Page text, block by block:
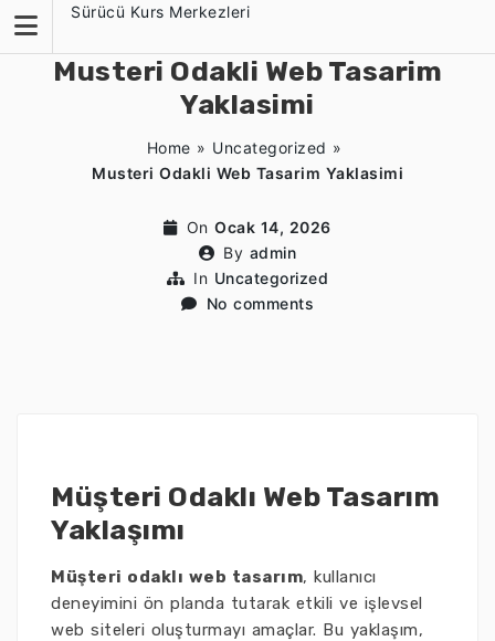
content
Sürücü Kurs Merkezleri
Musteri Odakli Web Tasarim
Yaklasimi
Home » Uncategorized »
Musteri Odakli Web Tasarim Yaklasimi
On Ocak 14, 2026
By admin
In Uncategorized
No comments
Müşteri Odaklı Web Tasarım
Yaklaşımı
Müşteri odaklı web tasarım, kullanıcı
deneyimini ön planda tutarak etkili ve işlevsel
web siteleri oluşturmayı amaçlar. Bu yaklaşım,